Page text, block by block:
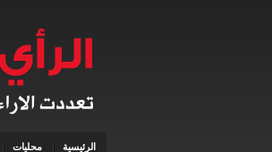
الرئيسية محليات